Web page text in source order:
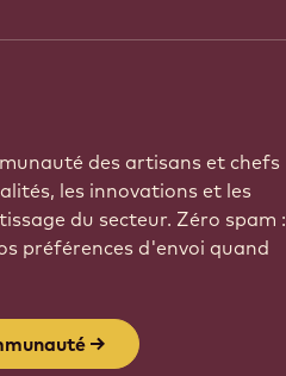
des artisans et chefs
les innovations et les
du secteur. Zéro spam :
préférences d'envoi quand